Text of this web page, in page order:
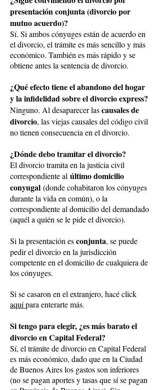
presentación conjunta (divorcio por
mutuo acuerdo)?
Sí. Si ambos cónyuges están de acuerdo en
el divorcio, el trámite es más sencillo y más
económico. También es más rápido y se
obtiene antes la sentencia de divorcio.
¿Qué efecto tiene el abandono del hogar
y la infidelidad sobre el divorcio express?
Ninguno. Al desaparecer lascausales de
divorcio, las viejas causales del código civil
no tienen consecuencia en el divorcio.
¿Dónde debo tramitar el divorcio?
El divorcio tramita en la justicia civil
correspondiente al último domicilio
conyugal (donde cohabitaron los cónyuges
durante la vida en común), o la
correspondiente al domicilio del demandado
(aquél a quién se le pide el divorcio).
Si la presentación esconjunta, se puede
pedir el divorcio en la jurisdicción
competente en el domicilio de cualquiera de
los cónyuges.
Si se casaron en el extranjero, hacé click
aquípara enterarte más.
Si tengo para elegir, ¿es más barato el
divorcio en Capital Federal?
Sí, el trámite de divorcio en Capital Federal
es más económico, dado que en la Ciudad
de Buenos Aires los gastos son inferiores
(no se pagan aportes y tasas que sí se pagan